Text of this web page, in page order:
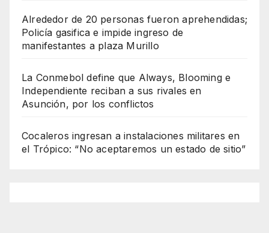
Alrededor de 20 personas fueron aprehendidas;
Policía gasifica e impide ingreso de
manifestantes a plaza Murillo
La Conmebol define que Always, Blooming e
Independiente reciban a sus rivales en
Asunción, por los conflictos
Cocaleros ingresan a instalaciones militares en
el Trópico: “No aceptaremos un estado de sitio”